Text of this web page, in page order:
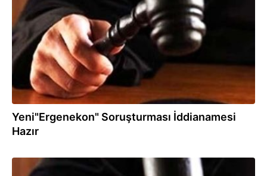
Yeni"Ergenekon" Soruşturması İddianamesi
Hazır
26.03.2012